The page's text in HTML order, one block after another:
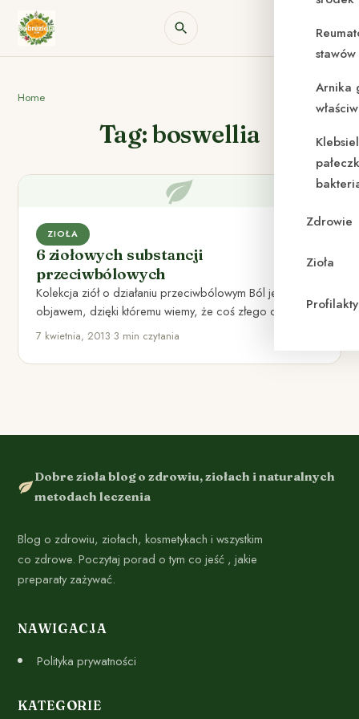
Arnika
Zdrowie
Zioła
Home
Tag: boswellia
ZIOŁA
6 ziołowych substancji
przeciwbólowych
Kolekcja ziół o działaniu przeciwbólowym Ból jest
objawem, dzięki któremu wiemy, że coś złego dzieje się
z naszym…
7 kwietnia, 2013•3 min czytania
Dobre zioła blog o zdrowiu, ziołach i naturalnych
metodach leczenia
Blog o zdrowiu, ziołach, kosmetykach i wszystkim
co zdrowe. Poczytaj porad o tym co jeść , jakie
preparaty zażywać.
NAWIGACJA
Polityka prywatności
KATEGORIE